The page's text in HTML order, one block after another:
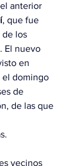
anterior
, que fue
de los
El nuevo
en
el domingo
de
de las que
vecinos